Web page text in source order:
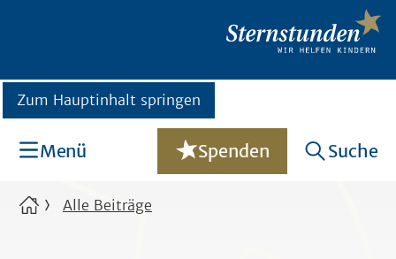
Zum Hauptinhalt springen
Menü Spenden Suche
Alle Beiträge